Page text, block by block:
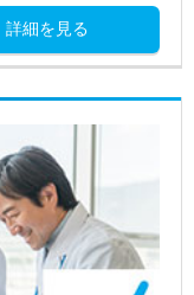
詳細を見る